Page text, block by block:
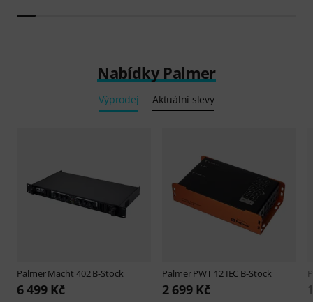
Nabídky Palmer
Výprodej Aktuální slevy
PalmerMacht 402 B-Stock
6 499 Kč
PalmerPWT 12 IEC B-Stock
2 699 Kč